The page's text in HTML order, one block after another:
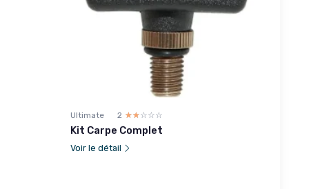
Ultimate 2 ☆☆☆☆☆
★★★★★
Kit Carpe Complet
Voir le détail